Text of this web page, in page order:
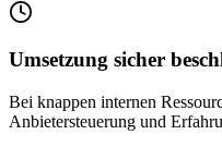
Umsetzung sicher
Bei knappen internen
Anbietersteuerung und